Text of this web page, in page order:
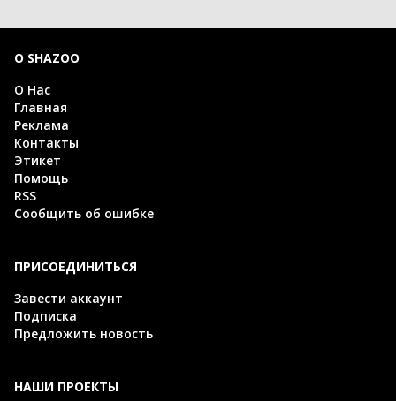
О SHAZOO
О Нас
Главная
Реклама
Контакты
Этикет
Помощь
RSS
Сообщить об ошибке
ПРИСОЕДИНИТЬСЯ
Завести аккаунт
Подписка
Предложить новость
НАШИ ПРОЕКТЫ